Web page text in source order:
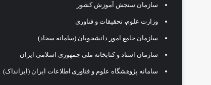
سازمان سنجش آموزش کشور
وزارت علوم، تحقیقات و فناوری
سازمان جامع امور دانشجویان (سامانه سجاد)
سازمان اسناد و کتابخانه ملی جمهوری اسلامی ایران
سامانه پژوهشگاه علوم و فناوری اطلاعات ایران (ایرانداک)